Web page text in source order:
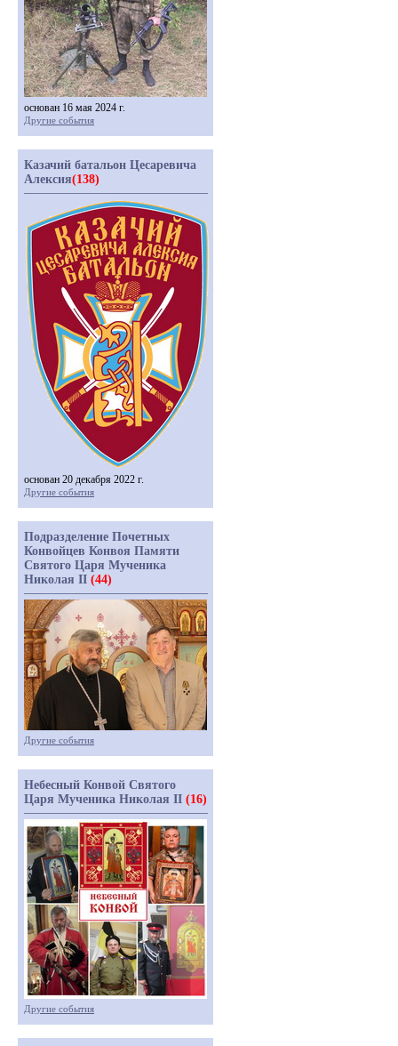
основан 16 мая 2024 г.
Другие события
Казачий батальон Цесаревича
Алексия(138)
основан 20 декабря 2022 г.
Другие события
Подразделение Почетных
Конвойцев Конвоя Памяти
Святого Царя Мученика
Николая II (44)
Другие события
Небесный Конвой Святого
Царя Мученика Николая II (16)
Другие события